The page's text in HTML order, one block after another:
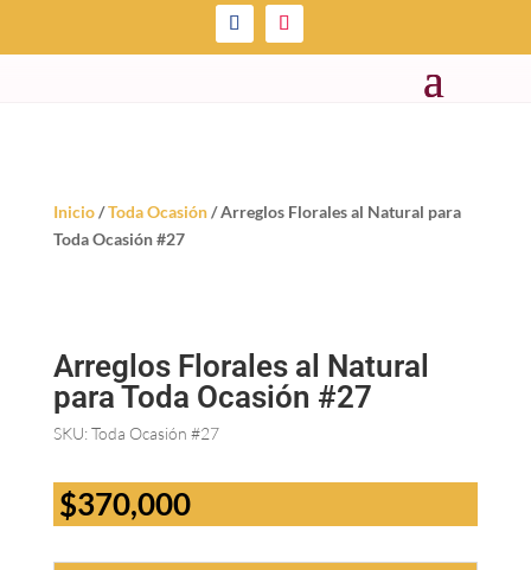
Inicio/Toda Ocasión/ Arreglos Florales al Natural para
Toda Ocasión #27
Arreglos Florales al Natural
para Toda Ocasión #27
SKU:Toda Ocasión #27
$370,000